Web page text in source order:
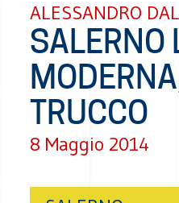
ALESSANDRO
SALERNO
TRUCCO
8 Maggio 2014